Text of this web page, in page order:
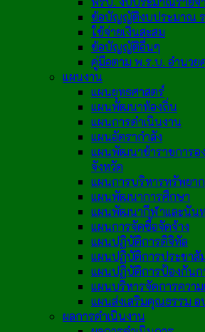
ข้อบัญญัติงบประมาณ ร
ใช้จ่ายเงินสะสม
ข้อบัญญัติอื่นๆ
คู่มือตาม พ.ร.บ. อำนวย
แผนงาน
แผนยุทธศาสตร์
แผนพัฒนาท้องถิ่น
แผนการดำเนินงาน
แผนอัตรากำลัง
แผนพัฒนาข้าราชการอ
จังหวัด
แผนการบริหารทรัพยา
แผนพัฒนาการศึกษา
แผนพัฒนากีฬาและนัน
แผนการจัดซื้อจัดจ้าง
แผนปฏิบัติการดิจิทัล
แผนปฏิบัติการประชาสั
แผนปฏิบัติการป้องกันก
แผนบริหารจัดการความ
แผนส่งเสริมคุณธรรม
ผลการดำเนินงาน